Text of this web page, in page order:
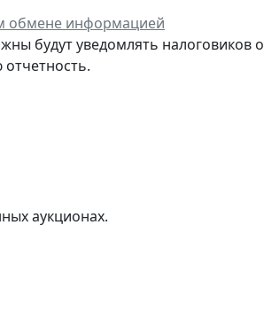
обмене информацией
будут уведомлять налоговиков
аукционах.